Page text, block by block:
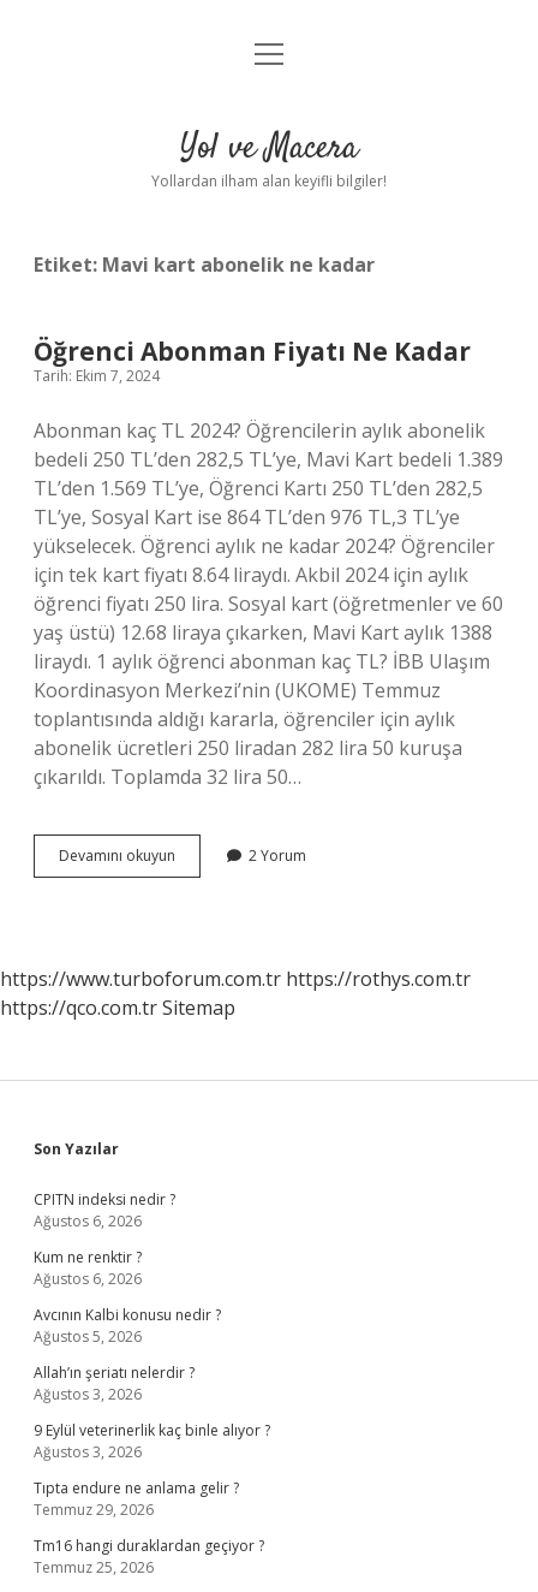
Anasayfa
Yasal Uyarı
menüyü
Yol ve Macera
Yollardan ilham alan keyifli bilgiler!
Etiket: Mavi kart abonelik ne kadar
Öğrenci Abonman Fiyatı Ne Kadar
Tarih: Ekim 7, 2024
Abonman kaç TL 2024? Öğrencilerin aylık abonelik
bedeli 250 TL’den 282,5 TL’ye, Mavi Kart bedeli 1.389
TL’den 1.569 TL’ye, Öğrenci Kartı 250 TL’den 282,5
TL’ye, Sosyal Kart ise 864 TL’den 976 TL,3 TL’ye
yükselecek. Öğrenci aylık ne kadar 2024? Öğrenciler
için tek kart fiyatı 8.64 liraydı. Akbil 2024 için aylık
öğrenci fiyatı 250 lira. Sosyal kart (öğretmenler ve 60
yaş üstü) 12.68 liraya çıkarken, Mavi Kart aylık 1388
liraydı. 1 aylık öğrenci abonman kaç TL? İBB Ulaşım
Koordinasyon Merkezi’nin (UKOME) Temmuz
toplantısında aldığı kararla, öğrenciler için aylık
abonelik ücretleri 250 liradan 282 lira 50 kuruşa
çıkarıldı. Toplamda 32 lira 50…
Devamını okuyun Öğrenci
Abonman
2 Yorum
https://www.turboforum.com.tr https://rothys.com.tr
https://qco.com.trSitemap
Sidebar
Son Yazılar
CPITN indeksi nedir ?
Ağustos 6, 2026
Kum ne renktir ?
Ağustos 6, 2026
Avcının Kalbi konusu nedir ?
Ağustos 5, 2026
Allah’ın şeriatı nelerdir ?
Ağustos 3, 2026
9 Eylül veterinerlik kaç binle alıyor ?
Ağustos 3, 2026
Tıpta endure ne anlama gelir ?
Temmuz 29, 2026
Tm16 hangi duraklardan geçiyor ?
Temmuz 25, 2026